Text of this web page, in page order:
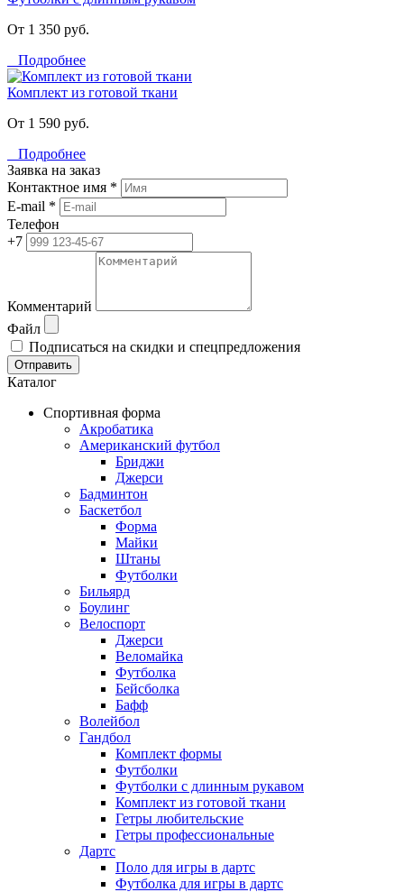
От 1 350 руб.
Подробнее
Комплект из готовой ткани
От 1 590 руб.
Подробнее
Заявка на заказ
Контактное имя *
E-mail *
Телефон
+7
Комментарий
Файл
Подписаться на скидки и спецпредложения
Отправить
Каталог
Спортивная форма
Акробатика
Американский футбол
Бриджи
Джерси
Бадминтон
Баскетбол
Форма
Майки
Штаны
Футболки
Бильярд
Боулинг
Велоспорт
Джерси
Веломайка
Футболка
Бейсболка
Бафф
Волейбол
Гандбол
Комплект формы
Футболки
Футболки с длинным рукавом
Комплект из готовой ткани
Гетры любительские
Гетры профессиональные
Дартс
Поло для игры в дартс
Футболка для игры в дартс